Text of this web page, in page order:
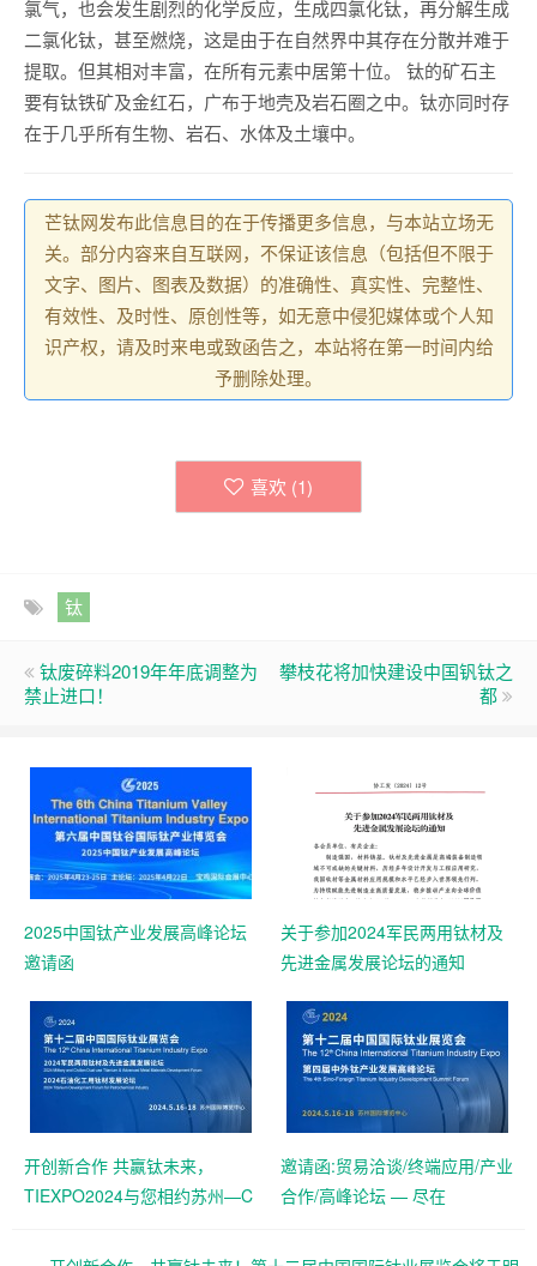
氯气，也会发生剧烈的化学反应，生成四氯化钛，再分解生成
二氯化钛，甚至燃烧，这是由于在自然界中其存在分散并难于
提取。但其相对丰富，在所有元素中居第十位。 钛的矿石主
要有钛铁矿及金红石，广布于地壳及岩石圈之中。钛亦同时存
在于几乎所有生物、岩石、水体及土壤中。
芒钛网发布此信息目的在于传播更多信息，与本站立场无
关。部分内容来自互联网，不保证该信息（包括但不限于
文字、图片、图表及数据）的准确性、真实性、完整性、
有效性、及时性、原创性等，如无意中侵犯媒体或个人知
识产权，请及时来电或致函告之，本站将在第一时间内给
予删除处理。
喜欢 (1)
钛
钛废碎料2019年年底调整为
禁止进口！
攀枝花将加快建设中国钒钛之
都
2025中国钛产业发展高峰论坛
邀请函
关于参加2024军民两用钛材及
先进金属发展论坛的通知
开创新合作 共赢钛未来，
TIEXPO2024与您相约苏州—C
邀请函:贸易洽谈/终端应用/产业
合作/高峰论坛 — 尽在